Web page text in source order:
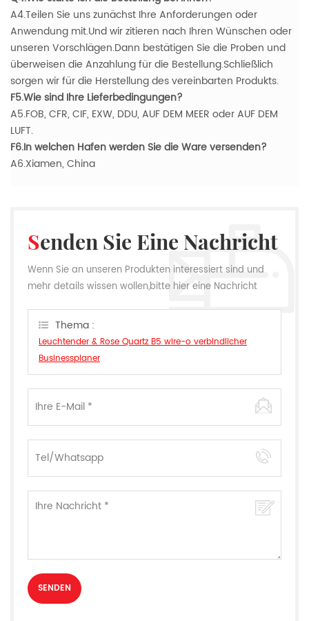
A4.Teilen Sie uns zunächst Ihre Anforderungen oder
Anwendung mit.Und wir zitieren nach Ihren Wünschen oder
unseren Vorschlägen.Dann bestätigen Sie die Proben und
überweisen die Anzahlung für die Bestellung.Schließlich
sorgen wir für die Herstellung des vereinbarten Produkts.
F5.Wie sind Ihre Lieferbedingungen?
A5.FOB, CFR, CIF, EXW, DDU, AUF DEM MEER oder AUF DEM
LUFT.
F6.In welchen Hafen werden Sie die Ware versenden?
A6.Xiamen, China
Senden Sie Eine Nachricht
Wenn Sie an unseren Produkten interessiert sind und
mehr details wissen wollen,bitte hier eine Nachricht
können.Thema :
Leuchtender & Rose Quartz B5 wire-o verbindlicher
Businessplaner